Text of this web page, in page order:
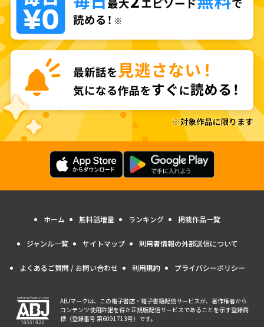
ホーム 無料話増量 ランキング 掲載作品一覧
ジャンル一覧 サイトマップ 利用者情報の外部送信について
よくあるご質問 / お問い合わせ 利用規約 プライバシーポリシー
ABJマークは、この電子書店・電子書籍配信サービスが、著作権者から
コンテンツ使用許諾を得た正規版配信サービスであることを示す登録商
標（登録番号 第6091713号）です。